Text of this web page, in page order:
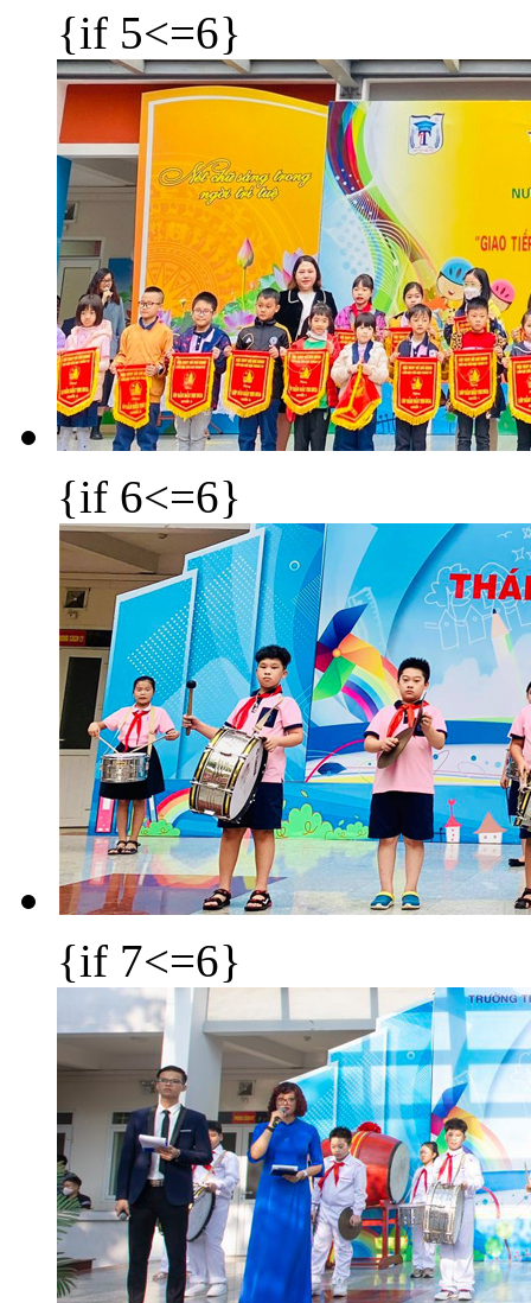
{if 5<=6}
{if 6<=6}
{if 7<=6}